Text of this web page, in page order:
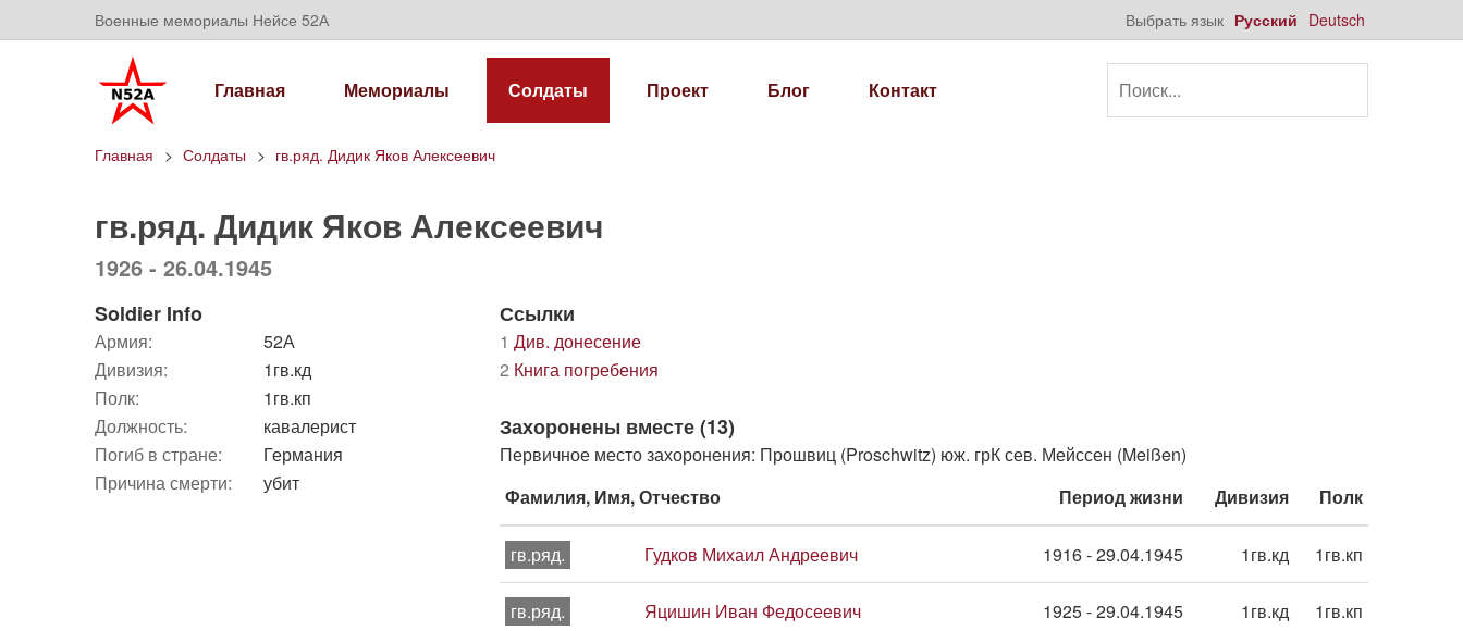
Военные мемориалы Нейсе 52А Выбрать язык Русский Deutsch
Главная Мемориалы Солдаты Проект Блог Контакт
Главная Солдаты гв.ряд. Дидик Яков Алексеевич
гв.ряд. Дидик Яков Алексеевич
1926 - 26.04.1945
Soldier Info
Армия:
52А
Дивизия:
1гв.кд
Полк:
1гв.кп
Должность:
кавалерист
Погиб в стране:
Германия
Причина смерти:
убит
Ссылки
1 Див. донесение
2 Книга погребения
Захоронены вместе (13)
Первичное место захоронения: Прошвиц (Proschwitz) юж. грК сев. Мейссен (Meißen)
Фамилия, Имя, Отчество
Период жизни Дивизия Полк
гв.ряд. Гудков Михаил Андреевич 1916 - 29.04.1945 1гв.кд 1гв.кп
гв.ряд. Яцишин Иван Федосеевич 1925 - 29.04.1945 1гв.кд 1гв.кп